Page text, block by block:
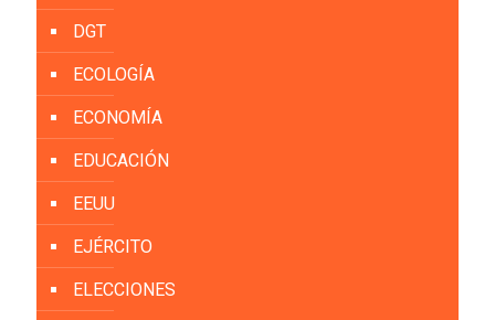
DGT
ECOLOGÍA
ECONOMÍA
EDUCACIÓN
EEUU
EJÉRCITO
ELECCIONES